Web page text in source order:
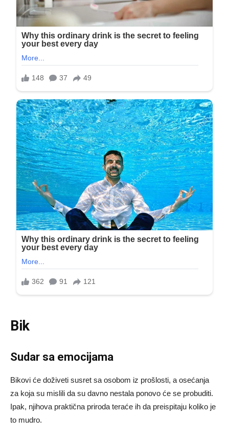
Bik
Sudar sa emocijama
Bikovi će doživeti susret sa osobom iz prošlosti, a osećanja
za koja su mislili da su davno nestala ponovo će se probuditi.
Ipak, njihova praktična priroda teraće ih da preispitaju koliko je
to mudro.